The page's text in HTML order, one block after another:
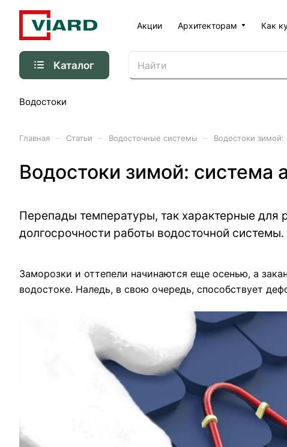
Акции Архитекторам Как
Каталог
Водостоки
Главная Статьи Водосточные системы Водостоки
Водостоки зимой: система
Перепады температуры, так характерные для
долгосрочности работы водосточной системы.
Заморозки и оттепели начинаются еще осенью, а
водостоке. Наледь, в свою очередь, способствует